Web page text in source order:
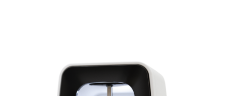
SPA
CONSUMÍVEIS
NOTÍCIAS & EVENTOS